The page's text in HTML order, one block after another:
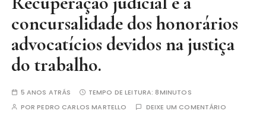
concursalidade dos honorários
advocatícios devidos na justiça
do trabalho.
5 ANOS ATRÁS TEMPO DE LEITURA:8MINUTOS
PORPEDRO CARLOS MARTELLO DEIXE UM COMENTÁRIO